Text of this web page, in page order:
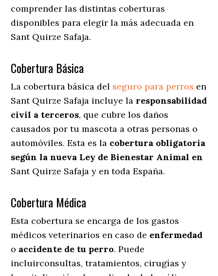
comprender las distintas coberturas
disponibles para elegir la más adecuada en
Sant Quirze Safaja.
Cobertura Básica
La cobertura básica del seguro para perros en
Sant Quirze Safaja incluye la responsabilidad
civil a terceros, que cubre los daños
causados por tu mascota a otras personas o
automóviles. Esta es la cobertura obligatoria
según la nueva Ley de Bienestar Animal en
Sant Quirze Safaja y en toda España.
Cobertura Médica
Esta cobertura se encarga de los gastos
médicos veterinarios en caso de enfermedad
o accidente de tu perro. Puede
incluirconsultas, tratamientos, cirugías y